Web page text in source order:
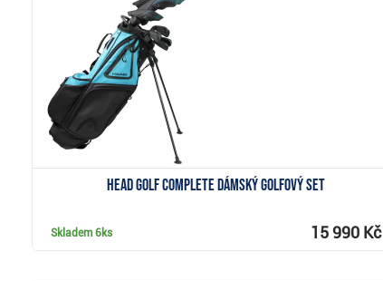
Head Golf Complete dámský golfový set
Skladem6ks 15 990 Kč